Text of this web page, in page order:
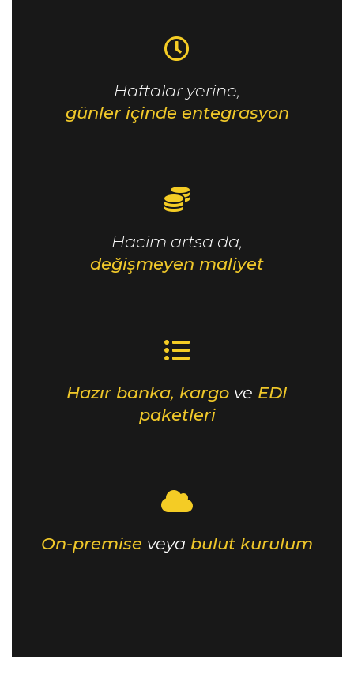
Haftalar yerine,
günler içinde entegrasyon
Hacim artsa da,
değişmeyen maliyet
Hazır banka, kargo ve EDI
paketleri
On-premise veya bulut kurulum